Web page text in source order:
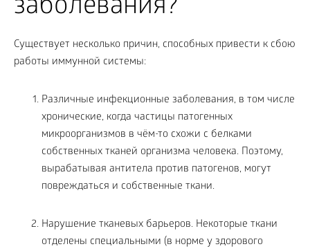
заболевания?
Существует несколько причин, способных привести к сбою
работы иммунной системы:
Различные инфекционные заболевания, в том числе
хронические, когда частицы патогенных
микроорганизмов в чём-то схожи с белками
собственных тканей организма человека. Поэтому,
вырабатывая антитела против патогенов, могут
повреждаться и собственные ткани.
Нарушение тканевых барьеров. Некоторые ткани
отделены специальными (в норме у здорового